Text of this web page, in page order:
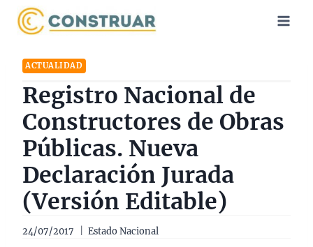
Saltar
ACTUALIDAD
Registro Nacional de
Constructores de Obras
Públicas. Nueva
Declaración Jurada
(Versión Editable)
24/07/2017 Estado Nacional